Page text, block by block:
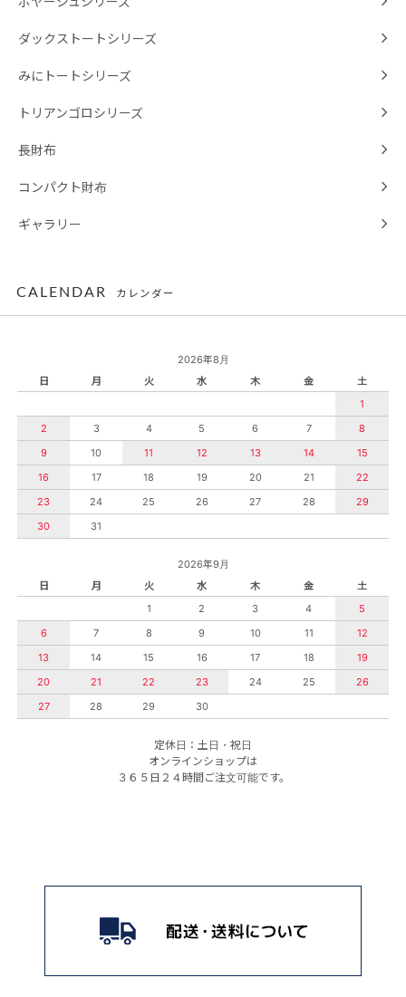
ダックストートシリーズ
みにトートシリーズ
トリアンゴロシリーズ
長財布
コンパクト財布
ギャラリー
CALENDAR カレンダー
2026年8月
日
月 火 水 木 金
土
1
2
3 4 5 6 7
8
9
10 11 12 13 14
15
16
17 18 19 20 21
22
23
24 25 26 27 28
29
30
31
2026年9月
日
月 火 水 木 金
土
1
2 3 4
5
6
7 8 9 10 11
12
13
14 15 16 17 18
19
20
21 22 23 24 25
26
27
28 29 30
定休日：土日・祝日
オンラインショップは
３６５日２４時間ご注文可能です。